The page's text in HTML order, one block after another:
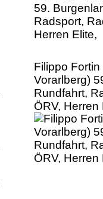
Filippo Fortin
Vorarlberg)
Rundfahrt,
ÖRV, Herren